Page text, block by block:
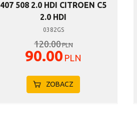
407 508 2.0 HDI CITROEN C5
2.0 HDI
0382GS
120.00PLN
90.00 PLN
ZOBACZ